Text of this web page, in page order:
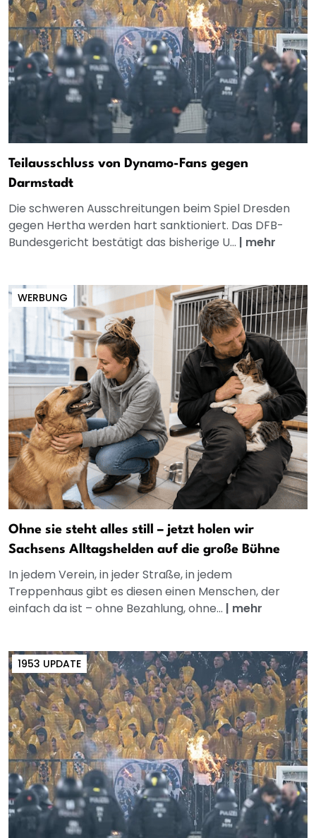
Teilausschluss von Dynamo-Fans gegen
Darmstadt
Die schweren Ausschreitungen beim Spiel Dresden
gegen Hertha werden hart sanktioniert. Das DFB-
Bundesgericht bestätigt das bisherige U... | mehr
WERBUNG
Ohne sie steht alles still – jetzt holen wir
Sachsens Alltagshelden auf die große Bühne
In jedem Verein, in jeder Straße, in jedem
Treppenhaus gibt es diesen einen Menschen, der
einfach da ist – ohne Bezahlung, ohne... | mehr
1953 UPDATE